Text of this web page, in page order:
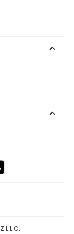
L.L.C.